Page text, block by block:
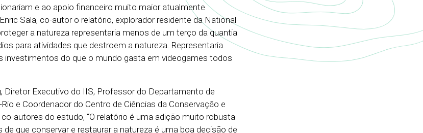
e ao apoio financeiro muito maior atualmente
Sala, co-autor o relatório, explorador residente da National
a natureza representaria menos de um terço da quantia
para atividades que destroem a natureza. Representaria
investimentos do que o mundo gasta em videogames todos
Diretor Executivo do IIS, Professor do Departamento de
e Coordenador do Centro de Ciências da Conservação e
autores do estudo, “O relatório é uma adição muito robusta
que conservar e restaurar a natureza é uma boa decisão de